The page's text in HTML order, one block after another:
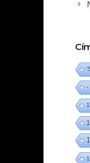
-